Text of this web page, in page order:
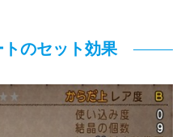
のセット効果